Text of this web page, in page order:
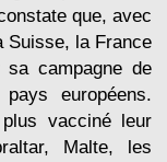
que, avec
Suisse, la France
campagne de
européens.
vacciné leur
Malte, les